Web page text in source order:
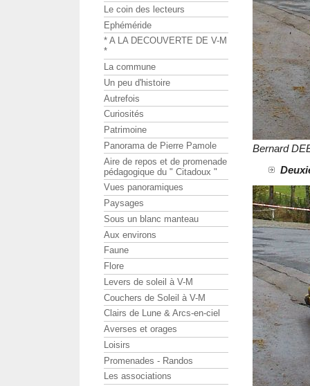
Bernard
Le coin des lecteurs
Ephéméride
* A LA DECOUVERTE DE V-M
*
La commune
Un peu d'histoire
Autrefois
Curiosités
Patrimoine
Panorama de Pierre Pamole
Aire de repos et de promenade
pédagogique du " Citadoux "
Vues panoramiques
Paysages
Sous un blanc manteau
Aux environs
Faune
Flore
Levers de soleil à V-M
Couchers de Soleil à V-M
Clairs de Lune & Arcs-en-ciel
Averses et orages
Loisirs
Promenades - Randos
Les associations